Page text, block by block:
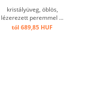
kristályüveg, öblös,
lézerezett peremmel ...
tól 689,85 HUF